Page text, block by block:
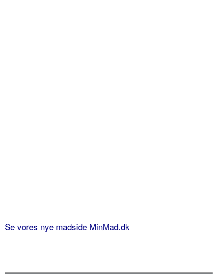
Se vores nye madside MinMad.dk